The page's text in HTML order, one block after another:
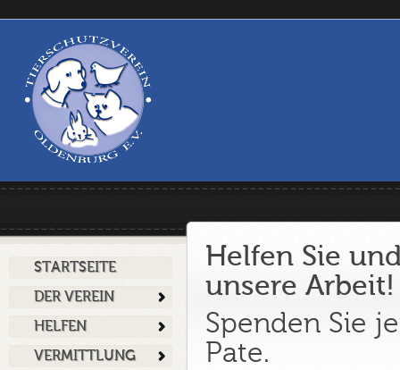
STARTSEITE
DER VEREIN
HELFEN
VERMITTLUNG
Helfen Sie
unsere Arbeit!
Spenden Sie
Pate.